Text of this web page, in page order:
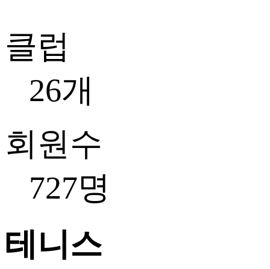
클럽
26개
회원수
727명
테니스